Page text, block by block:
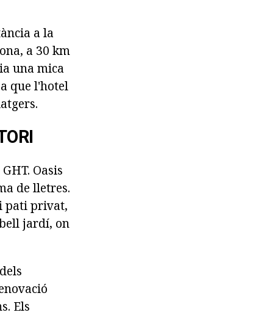
a la
a 30 km
una mica
que l'hotel
Oasis
de lletres.
pati privat,
jardí, on
Els